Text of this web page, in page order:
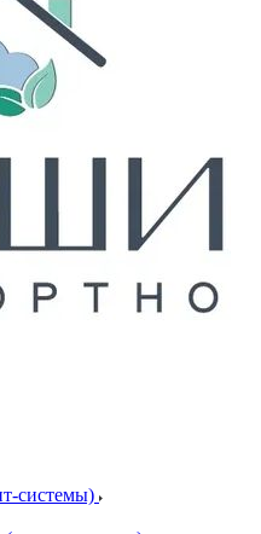
системы)